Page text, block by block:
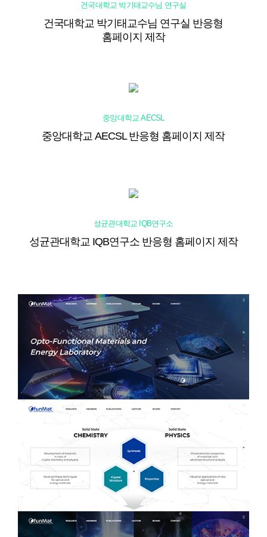
건국대학교 박기태교수님 연구실
건국대학교 박기태교수님 연구실 반응형
홈페이지 제작
중앙대학교 AECSL
중앙대학교 AECSL 반응형 홈페이지 제작
성균관대학교 IQB연구소
성균관대학교 IQB연구소 반응형 홈페이지 제작